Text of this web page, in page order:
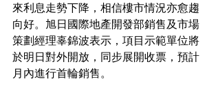
來利息走勢下降，相信樓市情況亦愈趨
向好。旭日國際地產開發部銷售及市場
策劃經理辜錦波表示，項目示範單位將
於明日對外開放，同步展開收票，預計
月內進行首輪銷售。